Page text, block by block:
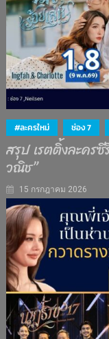
#ละครใหม่ ช่อง 7
สรุป เรตติ้งละคร
วณิช”
15 กรกฎาคม 2026